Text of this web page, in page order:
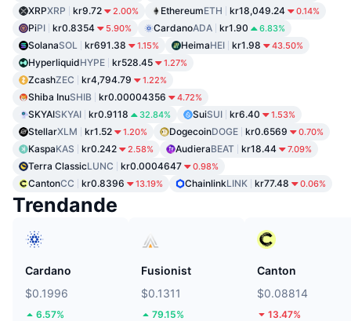
XRPXRP kr9.72 2.00% EthereumETH kr18,049.24 0.14%
PiPI kr0.8354 5.90% CardanoADA kr1.90 6.83%
SolanaSOL kr691.38 1.15% HeimaHEI kr1.98 43.50%
HyperliquidHYPE kr528.45 1.27%
ZcashZEC kr4,794.79 1.22%
Shiba InuSHIB kr0.00004356 4.72%
SKYAISKYAI kr0.9118 32.84% SuiSUI kr6.40 1.53%
StellarXLM kr1.52 1.20% DogecoinDOGE kr0.6569 0.70%
KaspaKAS kr0.242 2.58% AudieraBEAT kr18.44 7.09%
Terra ClassicLUNC kr0.0004647 0.98%
CantonCC kr0.8396 13.19% ChainlinkLINK kr77.48 0.06%
Trendande
Cardano
$0.1996
6.57%
Fusionist
$0.1311
79.15%
Canton
$0.08814
13.47%